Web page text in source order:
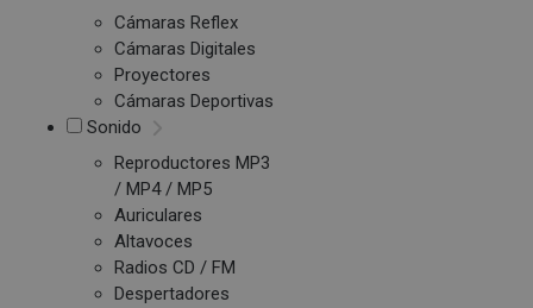
Cámaras Reflex
Cámaras Digitales
Proyectores
Cámaras Deportivas
Sonido
Reproductores MP3
/ MP4 / MP5
Auriculares
Altavoces
Radios CD / FM
Despertadores